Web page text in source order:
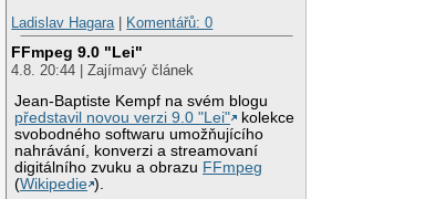
Ladislav Hagara| Komentářů: 0
FFmpeg 9.0 "Lei"
4.8. 20:44 | Zajímavý článek
Jean-Baptiste Kempf na svém blogu
představil novou verzi 9.0 "Lei"
kolekce
svobodného softwaru umožňujícího
nahrávání, konverzi a streamovaní
digitálního zvuku a obrazu FFmpeg
(Wikipedie ).